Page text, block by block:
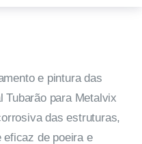
e pintura das
Tubarão para Metalvix
das estruturas,
eficaz de poeira e